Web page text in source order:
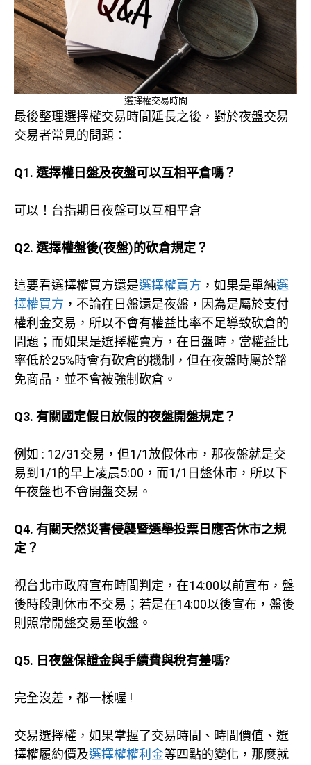
選擇權交易時間
最後整理選擇權交易時間延長之後，對於夜盤交易
交易者常見的問題：
Q1. 選擇權日盤及夜盤可以互相平倉嗎？
可以！台指期日夜盤可以互相平倉
Q2. 選擇權盤後(夜盤)的砍倉規定？
這要看選擇權買方還是選擇權賣方 ，如果是單純選
擇權買方 ，不論在日盤還是夜盤，因為是屬於支付
權利金交易，所以不會有權益比率不足導致砍倉的
問題；而如果是選擇權賣方，在日盤時，當權益比
率低於25%時會有砍倉的機制，但在夜盤時屬於豁
免商品，並不會被強制砍倉。
Q3. 有關國定假日放假的夜盤開盤規定？
例如 : 12/31交易，但1/1放假休市，那夜盤就是交
易到1/1的早上凌晨5:00，而1/1日盤休市，所以下
午夜盤也不會開盤交易。
Q4. 有關天然災害侵襲暨選舉投票日應否休市之規
定？
視台北市政府宣布時間判定，在14:00以前宣布，盤
後時段則休市不交易；若是在14:00以後宣布，盤後
則照常開盤交易至收盤。
Q5. 日夜盤保證金與手續費與稅有差嗎?
完全沒差，都一樣喔 !
交易選擇權，如果掌握了交易時間、時間價值、選
擇權履約價及選擇權權利金等四點的變化，那麼就